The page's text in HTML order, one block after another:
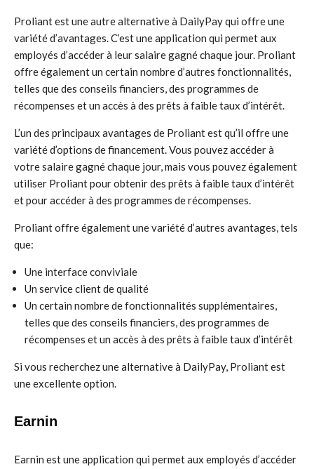
Proliant est une autre alternative à DailyPay qui offre une
variété d’avantages. C’est une application qui permet aux
employés d’accéder à leur salaire gagné chaque jour. Proliant
offre également un certain nombre d’autres fonctionnalités,
telles que des conseils financiers, des programmes de
récompenses et un accès à des prêts à faible taux d’intérêt.
L’un des principaux avantages de Proliant est qu’il offre une
variété d’options de financement. Vous pouvez accéder à
votre salaire gagné chaque jour, mais vous pouvez également
utiliser Proliant pour obtenir des prêts à faible taux d’intérêt
et pour accéder à des programmes de récompenses.
Proliant offre également une variété d’autres avantages, tels
que:
Une interface conviviale
Un service client de qualité
Un certain nombre de fonctionnalités supplémentaires,
telles que des conseils financiers, des programmes de
récompenses et un accès à des prêts à faible taux d’intérêt
Si vous recherchez une alternative à DailyPay, Proliant est
une excellente option.
Earnin
Earnin est une application qui permet aux employés d’accéder